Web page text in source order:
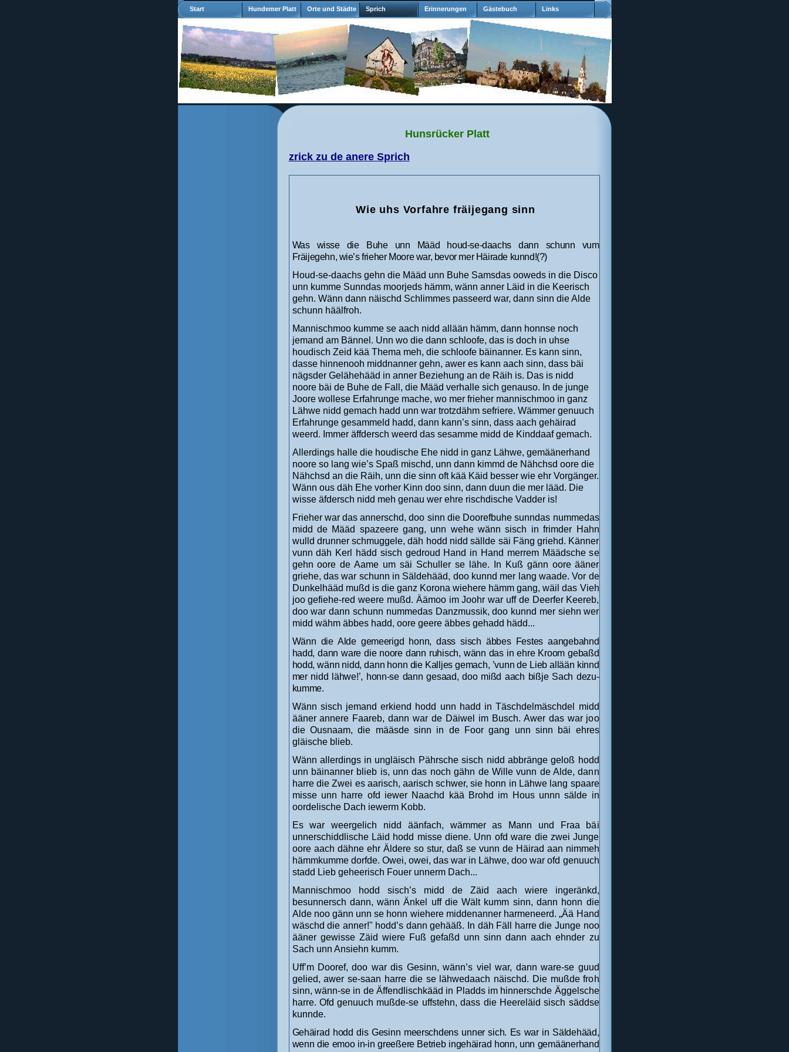
Start Hundemer Platt Orte und Städte Sprich Erinnerungen Gästebuch Links
Hunsrücker Platt
zrick zu de anere Sprich
Wie uhs Vorfahre fräijegang sinn
Was wisse die Buhe unn Määd houd-se-daachs dann schunn vum
Fräijegehn, wie’s frieher Moore war, bevor mer Häirade kunnd!(?)
Houd-se-daachs gehn die Määd unn Buhe Samsdas ooweds in die Disco
unn kumme Sunndas moorjeds hämm, wänn anner Läid in die Keerisch
gehn. Wänn dann näischd Schlimmes passeerd war, dann sinn die Alde
schunn häälfroh.
Mannischmoo kumme se aach nidd allään hämm, dann honnse noch
jemand am Bännel. Unn wo die dann schloofe, das is doch in uhse
houdisch Zeid kää Thema meh, die schloofe bäinanner. Es kann sinn,
dasse hinnenooh middnanner gehn, awer es kann aach sinn, dass bäi
nägsder Gelähehääd in anner Beziehung an de Räih is. Das is nidd
noore bäi de Buhe de Fall, die Määd verhalle sich genauso. In de junge
Joore wollese Erfahrunge mache, wo mer frieher mannischmoo in ganz
Lähwe nidd gemach hadd unn war trotzdähm sefriere. Wämmer genuuch
Erfahrunge gesammeld hadd, dann kann’s sinn, dass aach gehäirad
weerd. Immer äffdersch weerd das sesamme midd de Kinddaaf gemach.
Allerdings halle die houdische Ehe nidd in ganz Lähwe, gemäänerhand
noore so lang wie’s Spaß mischd, unn dann kimmd de Nähchsd oore die
Nähchsd an die Räih, unn die sinn oft kää Käid besser wie ehr Vorgänger.
Wänn ous däh Ehe vorher Kinn doo sinn, dann duun die mer lääd. Die
wisse äfdersch nidd meh genau wer ehre rischdische Vadder is!
Frieher war das annerschd, doo sinn die Doorefbuhe sunndas nummedas
midd de Määd spazeere gang, unn wehe wänn sisch in frimder Hahn
wulld drunner schmuggele, däh hodd nidd sällde säi Fäng griehd. Känner
vunn däh Kerl hädd sisch gedroud Hand in Hand merrem Määdsche se
gehn oore de Aame um säi Schuller se lähe. In Kuß gänn oore ääner
griehe, das war schunn in Säldehääd, doo kunnd mer lang waade. Vor de
Dunkelhääd mußd is die ganz Korona wiehere hämm gang, wäil das Vieh
joo gefiehe-red weere mußd. Äämoo im Joohr war uff de Deerfer Keereb,
doo war dann schunn nummedas Danzmussik, doo kunnd mer siehn wer
midd wähm äbbes hadd, oore geere äbbes gehadd hädd...
Wänn die Alde gemeerigd honn, dass sisch äbbes Festes aangebahnd
hadd, dann ware die noore dann ruhisch, wänn das in ehre Kroom gebaßd
hodd, wänn nidd, dann honn die Kalljes gemach, ’vunn de Lieb allään kinnd
mer nidd lähwe!’, honn-se dann gesaad, doo mißd aach bißje Sach dezu-
kumme.
Wänn sisch jemand erkiend hodd unn hadd in Täschdelmäschdel midd
ääner annere Faareb, dann war de Däiwel im Busch. Awer das war joo
die Ousnaam, die määsde sinn in de Foor gang unn sinn bäi ehres
gläische blieb.
Wänn allerdings in ungläisch Pährsche sisch nidd abbränge geloß hodd
unn bäinanner blieb is, unn das noch gähn de Wille vunn de Alde, dann
harre die Zwei es aarisch, aarisch schwer, sie honn in Lähwe lang spaare
misse unn harre ofd iewer Naachd kää Brohd im Hous unnn sälde in
oordelische Dach iewerm Kobb.
Es war weergelich nidd äänfach, wämmer as Mann und Fraa bäi
unnerschiddlische Läid hodd misse diene. Unn ofd ware die zwei Junge
oore aach dähne ehr Äldere so stur, daß se vunn de Häirad aan nimmeh
hämmkumme dorfde. Owei, owei, das war in Lähwe, doo war ofd genuuch
stadd Lieb geheerisch Fouer unnerm Dach...
Mannischmoo hodd sisch’s midd de Zäid aach wiere ingeränkd,
besunnersch dann, wänn Änkel uff die Wält kumm sinn, dann honn die
Alde noo gänn unn se honn wiehere middenanner harmeneerd. „Ää Hand
wäschd die anner!" hodd’s dann gehääß. In däh Fäll harre die Junge noo
ääner gewisse Zäid wiere Fuß gefaßd unn sinn dann aach ehnder zu
Sach unn Ansiehn kumm.
Uff’m Dooref, doo war dis Gesinn, wänn’s viel war, dann ware-se guud
gelied, awer se-saan harre die se lähwedaach näischd. Die mußde froh
sinn, wänn-se in de Äffendlischkääd in Pladds im hinnerschde Äggelsche
harre. Ofd genuuch mußde-se uffstehn, dass die Heereläid sisch säddse
kunnde.
Gehäirad hodd dis Gesinn meerschdens unner sich. Es war in Säldehääd,
wenn die emoo in-in greeßere Betrieb ingehäirad honn, unn gemäänerhand